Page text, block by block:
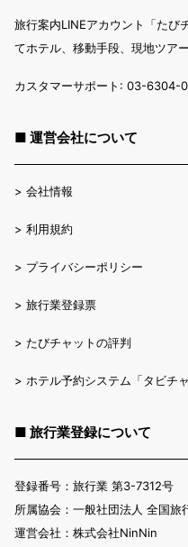
旅行案内LINEアカウント「たび
てホテル、移動手段、現地ツア
カスタマーサポート: 03-6304-
■ 運営会社について
> 会社情報
> 利用規約
> プライバシーポリシー
> 旅行業登録票
> たびチャットの評判
> ホテル予約システム「タビチ
■ 旅行業登録について
登録番号：旅行業 第3-7312号
所属協会：一般社団法人 全国旅
運営会社：株式会社NinNin